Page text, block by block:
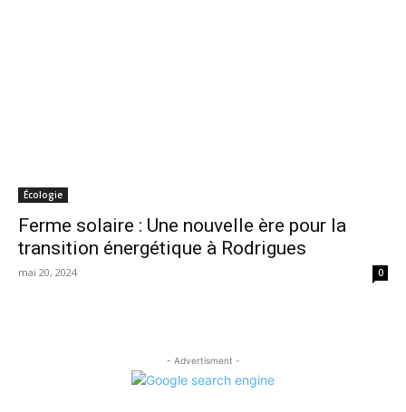
Écologie
Ferme solaire : Une nouvelle ère pour la
transition énergétique à Rodrigues
mai 20, 2024 0
- Advertisment -